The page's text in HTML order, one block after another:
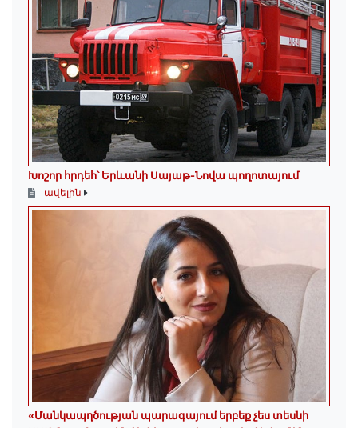
Խոշոր հրդեհ՝ Երևանի Սայաթ-Նովա պողոտայում
ավելին
«Մանկապղծության պարագայում երբեք չես տեսնի